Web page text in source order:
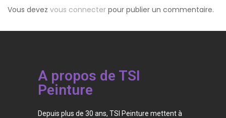
Vous devez vous connecter pour publier un commentaire.
A propos de TSI
Peinture
Depuis plus de 30 ans, TSI Peinture mettent à